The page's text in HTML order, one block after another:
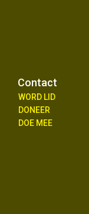
Contact
WORD LID
DONEER
DOE MEE